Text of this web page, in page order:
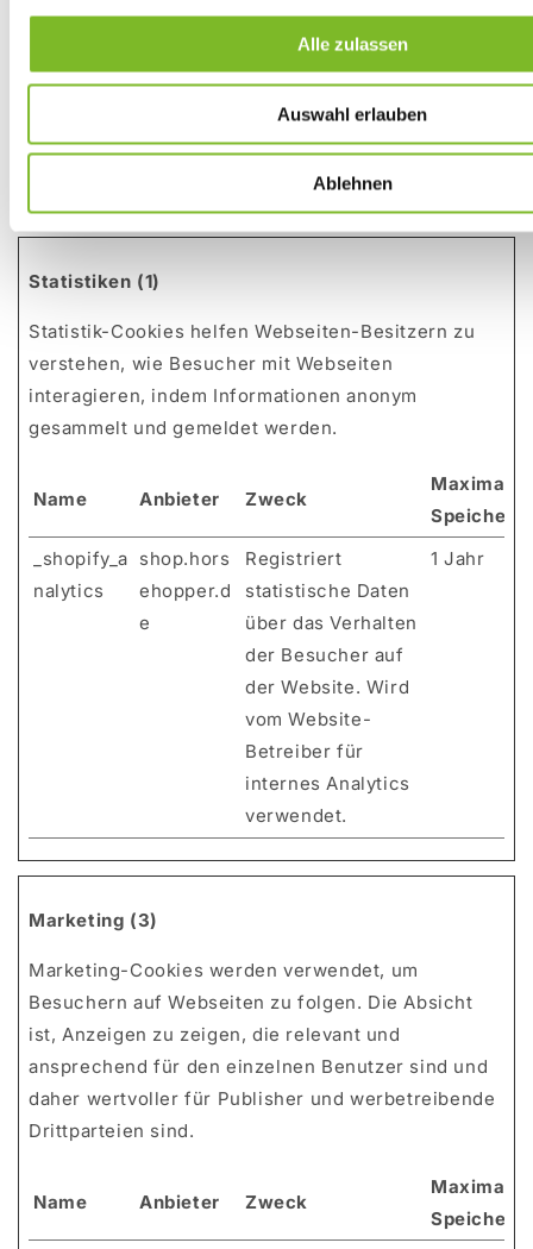
Alle zulassen
Auswahl erlauben
Ablehnen
verwendet. - Der
Cookie ist für
sichere
Transaktionen auf
der webseite
erforderlich.
Statistiken (1)
Statistik-Cookies helfen Webseiten-Besitzern zu
verstehen, wie Besucher mit Webseiten
interagieren, indem Informationen anonym
gesammelt und gemeldet werden.
Name Anbieter Zweck
Maximale
_shopify_a
nalytics
shop.hors
ehopper.d
e
Registriert
statistische Daten
über das Verhalten
der Besucher auf
der Website. Wird
vom Website-
Betreiber für
internes Analytics
verwendet.
1 Jahr
Marketing (3)
Marketing-Cookies werden verwendet, um
Besuchern auf Webseiten zu folgen. Die Absicht
ist, Anzeigen zu zeigen, die relevant und
ansprechend für den einzelnen Benutzer sind und
daher wertvoller für Publisher und werbetreibende
Drittparteien sind.
Name Anbieter Zweck
Maximale